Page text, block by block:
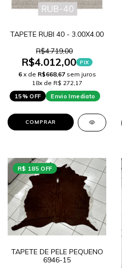
TAPETE RUBI 40 - 3.00X4.00
R$4.719,00
R$4.012,00 PIX
6 x de R$668,67 sem juros
18x de R$ 272,17
15% OFF
Envio Imediato
COMPRAR
R$ 185 OFF
TAPETE DE PELE PEQUENO
6946-15